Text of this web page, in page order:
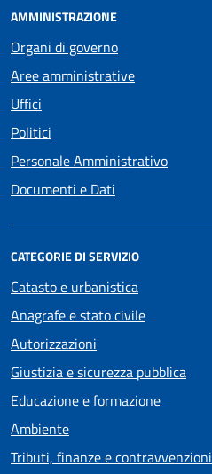
AMMINISTRAZIONE
Organi di governo
Aree amministrative
Uffici
Politici
Personale Amministrativo
Documenti e Dati
CATEGORIE DI SERVIZIO
Catasto e urbanistica
Anagrafe e stato civile
Autorizzazioni
Giustizia e sicurezza pubblica
Educazione e formazione
Ambiente
Tributi, finanze e contravvenzioni